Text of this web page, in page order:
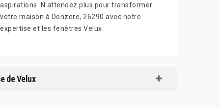
aspirations. N'attendez plus pour transformer
votre maison à Donzere, 26290 avec notre
expertise et les fenêtres Velux.
de Velux